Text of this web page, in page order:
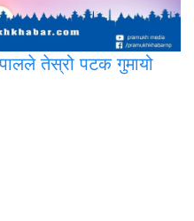
तेस्रो पटक गुमायो